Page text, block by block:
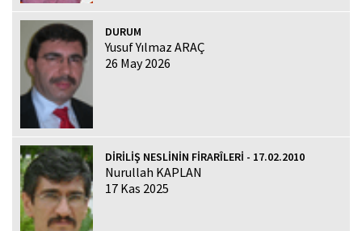
DURUM
Yusuf Yılmaz ARAÇ
26 May 2026
DİRİLİŞ NESLİNİN FİRARÎLERİ - 17.02.2010
Nurullah KAPLAN
17 Kas 2025